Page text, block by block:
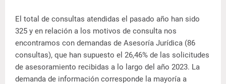
El total de consultas atendidas el pasado año han sido
325 y en relación a los motivos de consulta nos
encontramos con demandas de Asesoría Jurídica (86
consultas), que han supuesto el 26,46% de las solicitudes
de asesoramiento recibidas a lo largo del año 2023. La
demanda de información corresponde la mayoría a